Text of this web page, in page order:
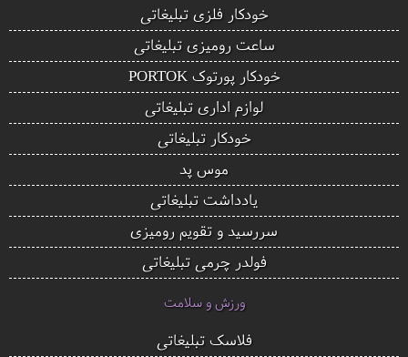
خودکار فلزی تبلیغاتی
ساعت رومیزی تبلیغاتی
خودکار پورتوک PORTOK
لوازم اداری تبلیغاتی
خودکار تبلیغاتی
موس پد
یادداشت تبلیغاتی
سررسید و تقویم رومیزی
فولدر چرمی تبلیغاتی
ورزش و سلامت
فلاسک تبلیغاتی